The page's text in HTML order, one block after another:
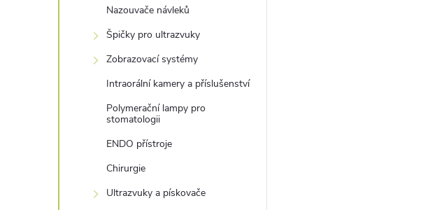
Nazouvače návleků
Špičky pro ultrazvuky
Zobrazovací systémy
Intraorální kamery a příslušenství
Polymerační lampy pro
stomatologii
ENDO přístroje
Chirurgie
Ultrazvuky a pískovače